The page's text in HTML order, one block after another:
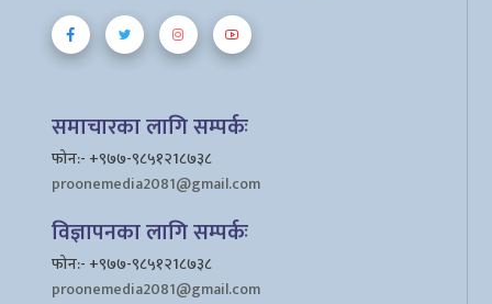
समाचारका लागि सम्पर्कः
फोन:- +९७७-९८५१२1८७३८
proonemedia2081@gmail.com
विज्ञापनका लागि सम्पर्कः
फोन:- +९७७-९८५१२1८७३८
proonemedia2081@gmail.com